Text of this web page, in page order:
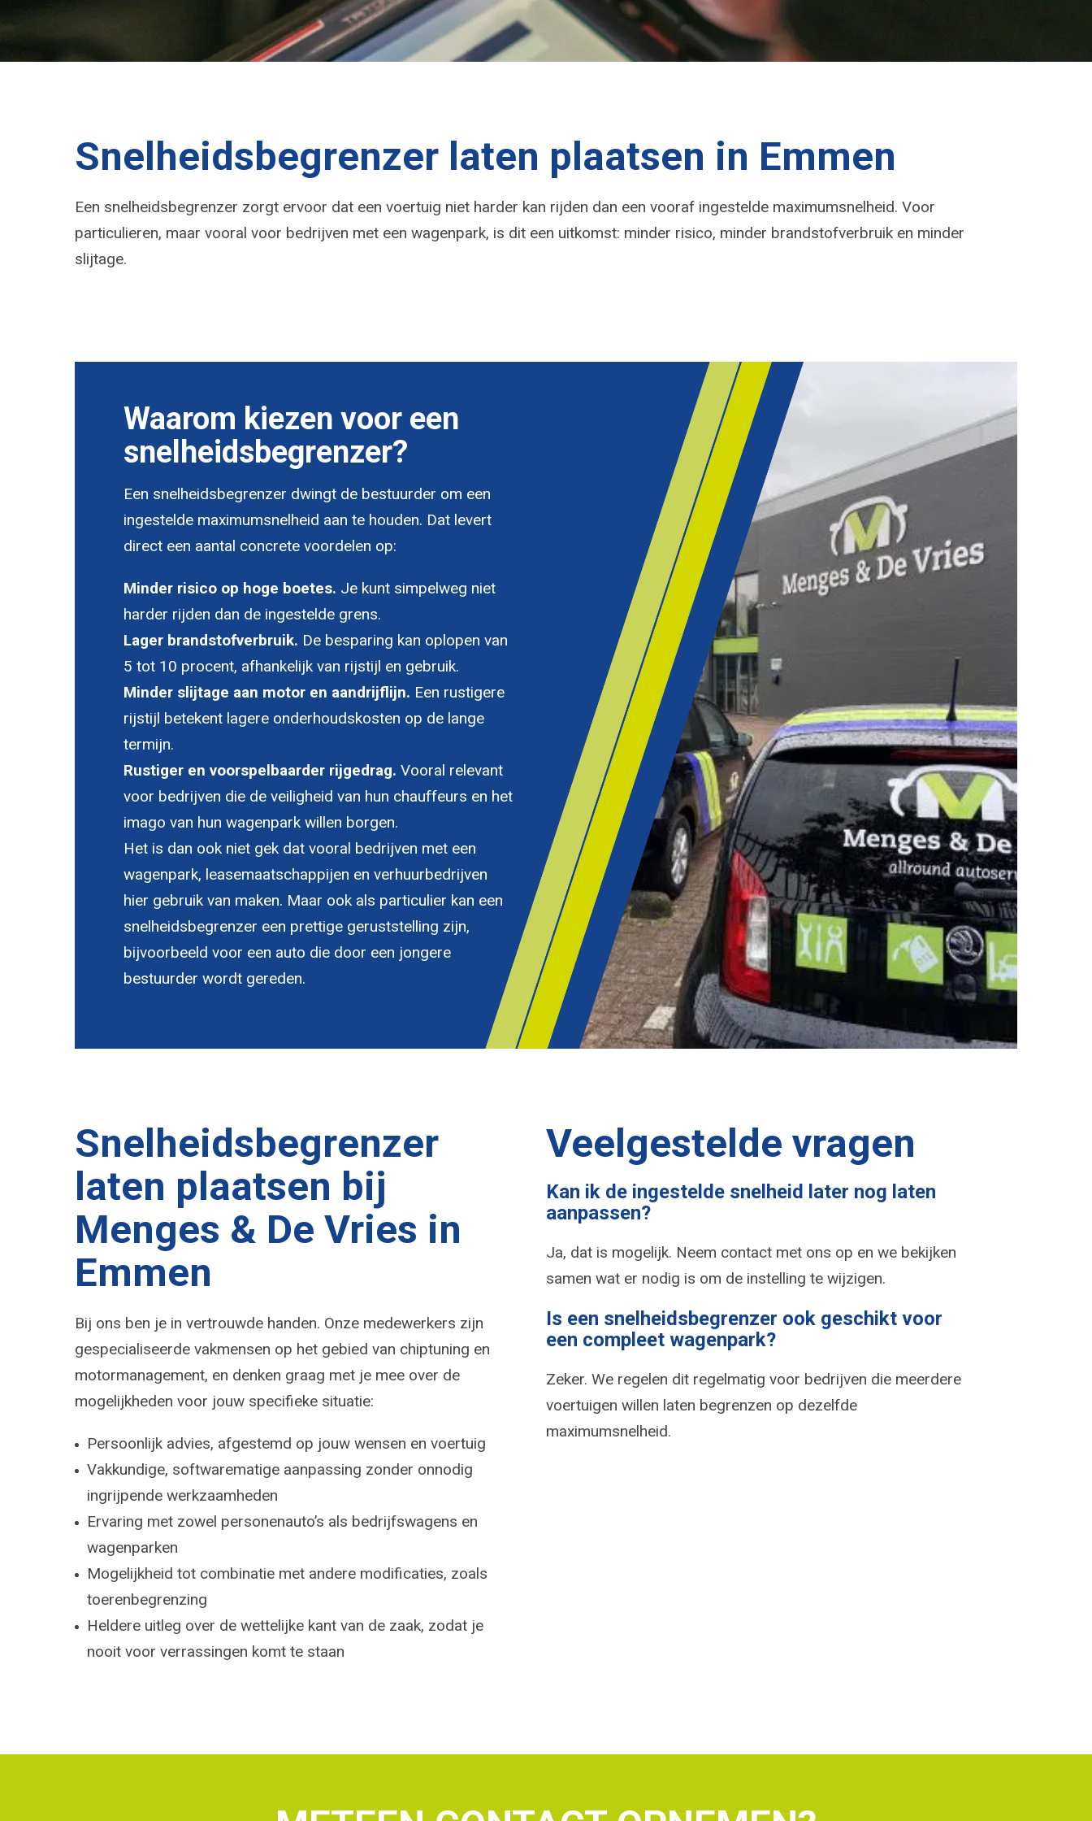
Snelheidsbegrenzer laten plaatsen in Emmen
Een snelheidsbegrenzer zorgt ervoor dat een voertuig niet harder kan rijden dan een vooraf ingestelde maximumsnelheid. Voor
particulieren, maar vooral voor bedrijven met een wagenpark, is dit een uitkomst: minder risico, minder brandstofverbruik en minder
slijtage.
Waarom kiezen voor een
snelheidsbegrenzer?
Een snelheidsbegrenzer dwingt de bestuurder om een
ingestelde maximumsnelheid aan te houden. Dat levert
direct een aantal concrete voordelen op:
Minder risico op hoge boetes. Je kunt simpelweg niet
harder rijden dan de ingestelde grens.
Lager brandstofverbruik. De besparing kan oplopen van
5 tot 10 procent, afhankelijk van rijstijl en gebruik.
Minder slijtage aan motor en aandrijflijn. Een rustigere
rijstijl betekent lagere onderhoudskosten op de lange
termijn.
Rustiger en voorspelbaarder rijgedrag. Vooral relevant
voor bedrijven die de veiligheid van hun chauffeurs en het
imago van hun wagenpark willen borgen.
Het is dan ook niet gek dat vooral bedrijven met een
wagenpark, leasemaatschappijen en verhuurbedrijven
hier gebruik van maken. Maar ook als particulier kan een
snelheidsbegrenzer een prettige geruststelling zijn,
bijvoorbeeld voor een auto die door een jongere
bestuurder wordt gereden.
Snelheidsbegrenzer
laten plaatsen bij
Menges & De Vries in
Emmen
Bij ons ben je in vertrouwde handen. Onze medewerkers zijn
gespecialiseerde vakmensen op het gebied van chiptuning en
motormanagement, en denken graag met je mee over de
mogelijkheden voor jouw specifieke situatie:
Persoonlijk advies, afgestemd op jouw wensen en voertuig
Vakkundige, softwarematige aanpassing zonder onnodig
ingrijpende werkzaamheden
Ervaring met zowel personenauto’s als bedrijfswagens en
wagenparken
Mogelijkheid tot combinatie met andere modificaties, zoals
toerenbegrenzing
Heldere uitleg over de wettelijke kant van de zaak, zodat je
nooit voor verrassingen komt te staan
Veelgestelde vragen
Kan ik de ingestelde snelheid later nog laten
aanpassen?
Ja, dat is mogelijk. Neem contact met ons op en we bekijken
samen wat er nodig is om de instelling te wijzigen.
Is een snelheidsbegrenzer ook geschikt voor
een compleet wagenpark?
Zeker. We regelen dit regelmatig voor bedrijven die meerdere
voertuigen willen laten begrenzen op dezelfde
maximumsnelheid.